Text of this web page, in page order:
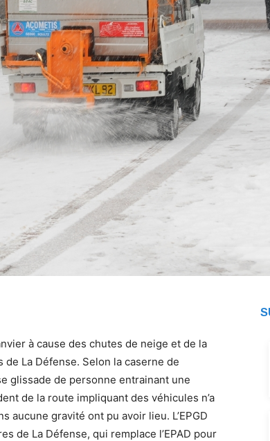
à cause des chutes de neige et de la
La Défense. Selon la caserne de
glissade de personne entrainant une
de la route impliquant des véhicules n’a
aucune gravité ont pu avoir lieu. L’EPGD
de La Défense, qui remplace l’EPAD pour